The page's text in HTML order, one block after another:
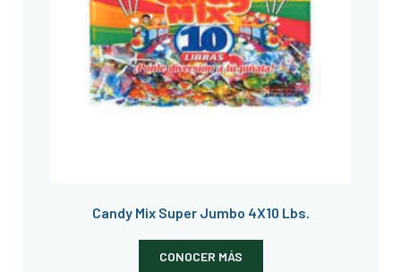
Candy Mix Super Jumbo 4X10 Lbs.
CONOCER MÁS